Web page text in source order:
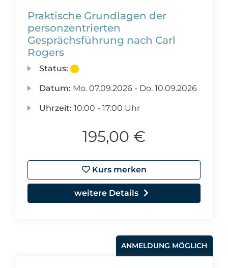
Praktische Grundlagen der
personzentrierten
Gesprächsführung nach Carl
Rogers
Status:
Datum: Mo. 07.09.2026 - Do. 10.09.2026
Uhrzeit: 10:00 - 17:00 Uhr
195,00 €
Kurs merken
weitere Details
ANMELDUNG MÖGLICH